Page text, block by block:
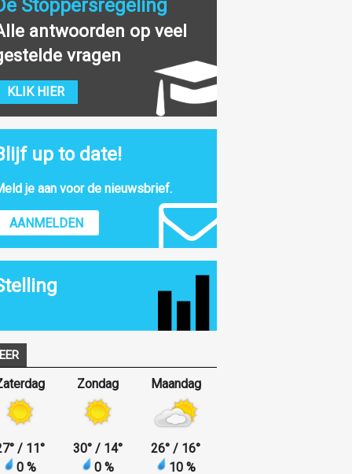
Stoppersregeling
antwoorden op veel
vragen
KLIK HIER
up to date!
je aan voor de nieuwsbrief.
AANMELDEN
° / 11 °
0 %
Zondag
30° / 14°
0 %
Maandag
26° / 16°
10 %